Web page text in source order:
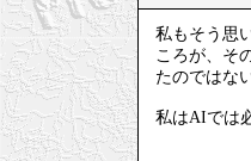
私もそう思
ころが、そ
たのではな
私はAIでは